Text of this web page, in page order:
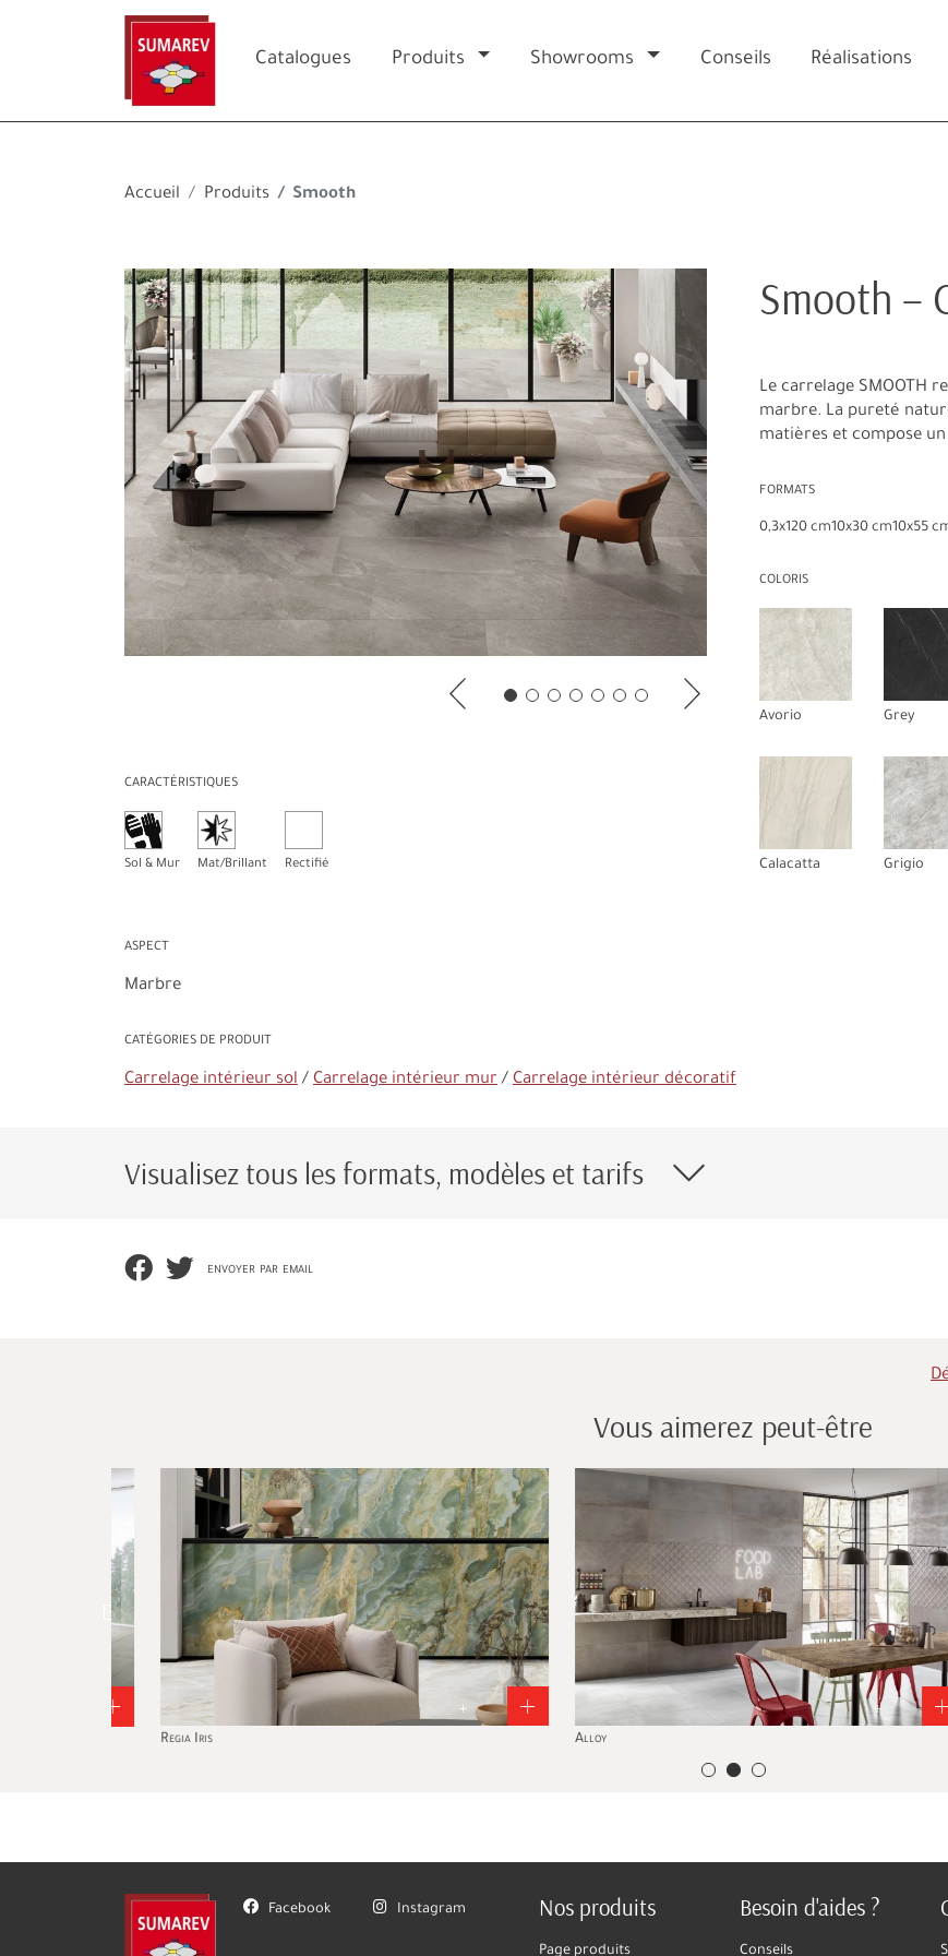
Accueil Produits Smooth
CARACTÉRISTIQUES
Sol & Mur Mat/Brillant Rectifié
Smooth –
Le carrelage SMOOTH
marbre. La pureté
matières et compose
FORMATS
0,3x120 cm10x30 cm10x55
COLORIS
Avorio
Calacatta
Grey
Grigio
ASPECT
Marbre
CATÉGORIES DE PRODUIT
Carrelage intérieur sol Carrelage intérieur mur Carrelage intérieur décoratif
Visualisez tous les formats, modèles et tarifs
envoyer par email
Vous aimerez peut-être
Regia Iris
+
Facebook Instagram Nos produits
Page produits
Besoin d'aides ?
Conseils
Catalogues Produits Showrooms Conseils Réalisations